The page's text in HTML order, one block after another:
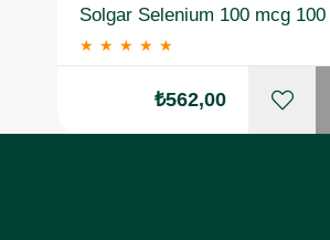
★ ★ ★ ★ ★
₺562,00